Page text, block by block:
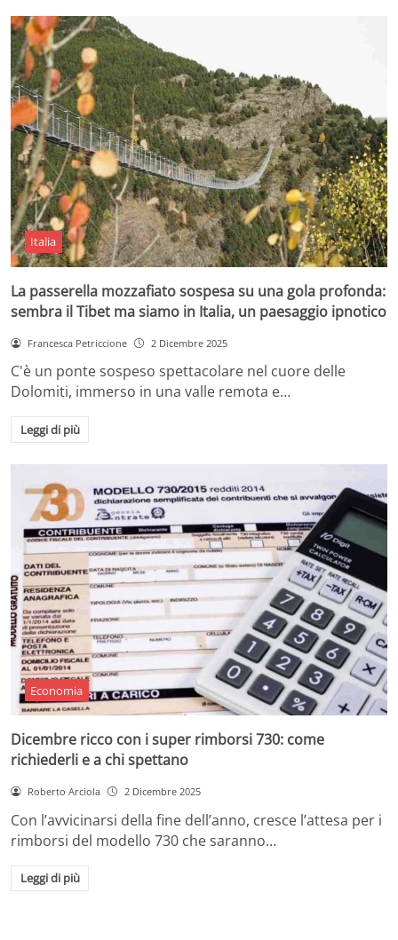
Italia
La passerella mozzafiato sospesa su una gola profonda:
sembra il Tibet ma siamo in Italia, un paesaggio ipnotico
Francesca Petriccione 2 Dicembre 2025
C'è un ponte sospeso spettacolare nel cuore delle
Dolomiti, immerso in una valle remota e…
Leggi di più
Economia
Dicembre ricco con i super rimborsi 730: come
richiederli e a chi spettano
Roberto Arciola 2 Dicembre 2025
Con l’avvicinarsi della fine dell’anno, cresce l’attesa per i
rimborsi del modello 730 che saranno…
Leggi di più